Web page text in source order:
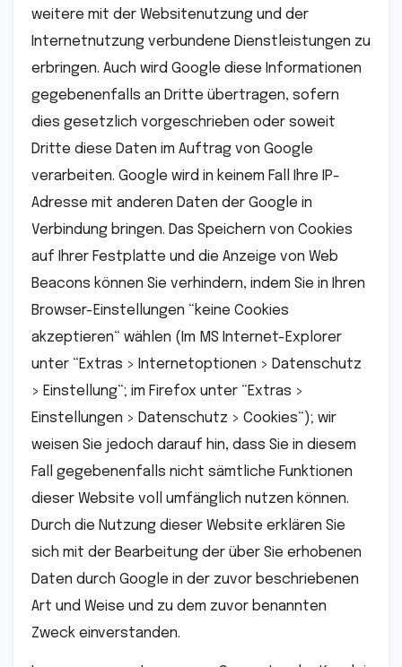
weitere mit der Websitenutzung und der
Internetnutzung verbundene Dienstleistungen zu
erbringen. Auch wird Google diese Informationen
gegebenenfalls an Dritte übertragen, sofern
dies gesetzlich vorgeschrieben oder soweit
Dritte diese Daten im Auftrag von Google
verarbeiten. Google wird in keinem Fall Ihre IP-
Adresse mit anderen Daten der Google in
Verbindung bringen. Das Speichern von Cookies
auf Ihrer Festplatte und die Anzeige von Web
Beacons können Sie verhindern, indem Sie in Ihren
Browser-Einstellungen “keine Cookies
akzeptieren“ wählen (Im MS Internet-Explorer
unter “Extras > Internetoptionen > Datenschutz
> Einstellung“; im Firefox unter “Extras >
Einstellungen > Datenschutz > Cookies“); wir
weisen Sie jedoch darauf hin, dass Sie in diesem
Fall gegebenenfalls nicht sämtliche Funktionen
dieser Website voll umfänglich nutzen können.
Durch die Nutzung dieser Website erklären Sie
sich mit der Bearbeitung der über Sie erhobenen
Daten durch Google in der zuvor beschriebenen
Art und Weise und zu dem zuvor benannten
Zweck einverstanden.